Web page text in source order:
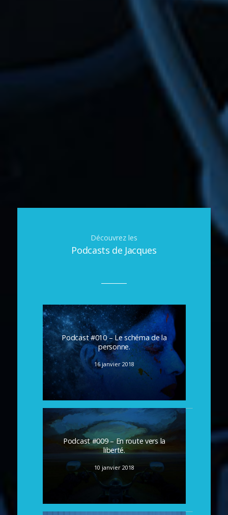
Découvrez les
Podcasts de Jacques
Podcast #010 – Le schéma de la
personne.
16 janvier 2018
Podcast #009 – En route vers la
liberté.
10 janvier 2018